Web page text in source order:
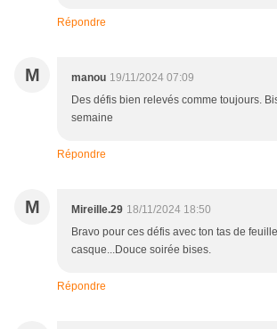
Répondre
M manou 19/11/2024 07:09
Des défis bien relevés comme toujours.
semaine
Répondre
M Mireille.29 18/11/2024 18:50
Bravo pour ces défis avec ton tas de
casque...Douce soirée bises.
Répondre